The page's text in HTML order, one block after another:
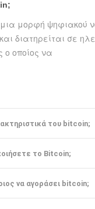
μια μορφή ψηφιακού
διατηρείται σε
ο οποίος να
του bitcoin;
σημαντικά
τα ελεγχόμενα-από-
το Bitcoin;
μια σχετικά νέα
να γίνεται
να αγοράσει bitcoin;
bitcoin είτε